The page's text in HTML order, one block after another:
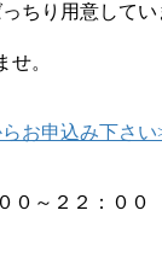
ちり用意してい
。
お申込み下さい
０～２２：００